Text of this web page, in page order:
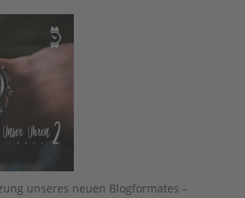
unseres neuen Blogformates –